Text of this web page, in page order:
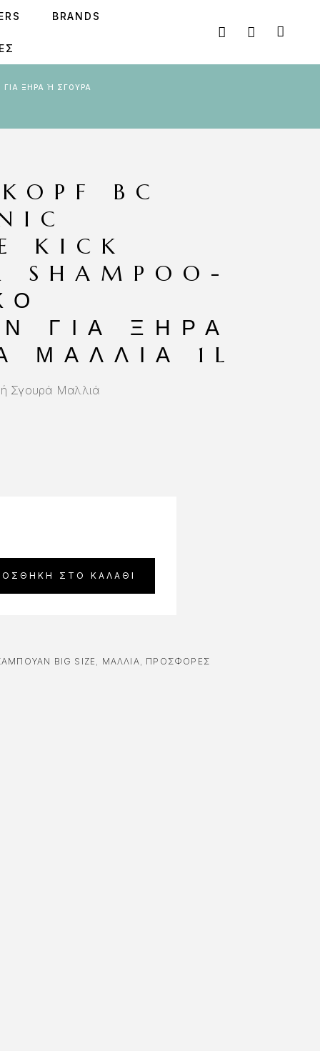
BRANDS
BC
KICK
SHAMPOO-
ΓΙΑ ΞΗΡΆ
1L
Σγουρά Μαλλιά
ΣΤΟ ΚΑΛΆΘΙ
BIG SIZE, ΜΑΛΛΙΑ, ΠΡΟΣΦΟΡΈΣ